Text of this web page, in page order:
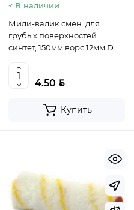
В наличии
Миди-валик смен. для
грубых поверхностей
синтет, 150мм ворс 12мм D
MTX, 80844
4.50 BYN
Купить